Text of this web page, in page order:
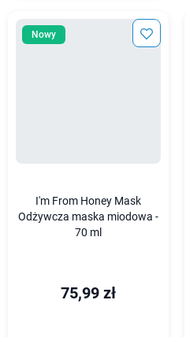
Nowy
I'm From Honey Mask
Odżywcza maska miodowa -
70 ml
75,99 zł